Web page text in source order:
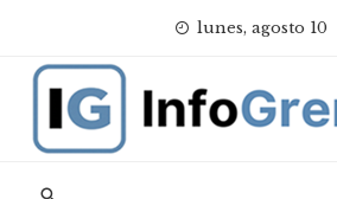
content
lunes, agosto 10